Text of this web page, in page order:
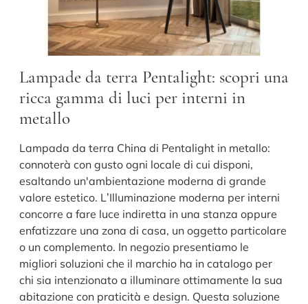
Lampade da terra Pentalight: scopri una
ricca gamma di luci per interni in
metallo
Lampada da terra China di Pentalight in metallo:
connoterà con gusto ogni locale di cui disponi,
esaltando un'ambientazione moderna di grande
valore estetico. L’Illuminazione moderna per interni
concorre a fare luce indiretta in una stanza oppure
enfatizzare una zona di casa, un oggetto particolare
o un complemento. In negozio presentiamo le
migliori soluzioni che il marchio ha in catalogo per
chi sia intenzionato a illuminare ottimamente la sua
abitazione con praticità e design. Questa soluzione